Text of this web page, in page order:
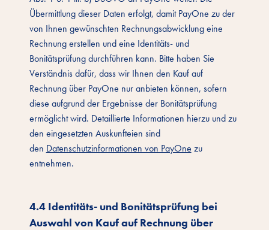
Übermittlung dieser Daten erfolgt, damit PayOne zu der
von Ihnen gewünschten Rechnungsabwicklung eine
Rechnung erstellen und eine Identitäts- und
Bonitätsprüfung durchführen kann. Bitte haben Sie
Verständnis dafür, dass wir Ihnen den Kauf auf
Rechnung über PayOne nur anbieten können, sofern
diese aufgrund der Ergebnisse der Bonitätsprüfung
ermöglicht wird. Detaillierte Informationen hierzu und zu
den eingesetzten Auskunfteien sind
den Datenschutzinformationen von PayOne zu
entnehmen.
4.4 Identitäts- und Bonitätsprüfung bei
Auswahl von Kauf auf Rechnung über